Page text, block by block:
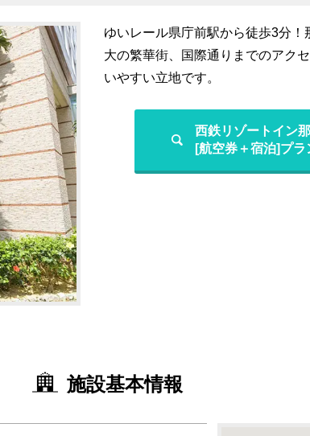
ゆいレール県庁前駅から徒歩3分
大の繁華街、国際通りまでのアク
いやすい立地です。
西鉄リゾートイン
[航空券＋宿泊]プラ
施設基本情報